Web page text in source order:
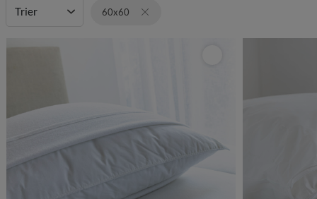
Entretien
Trier 60x60